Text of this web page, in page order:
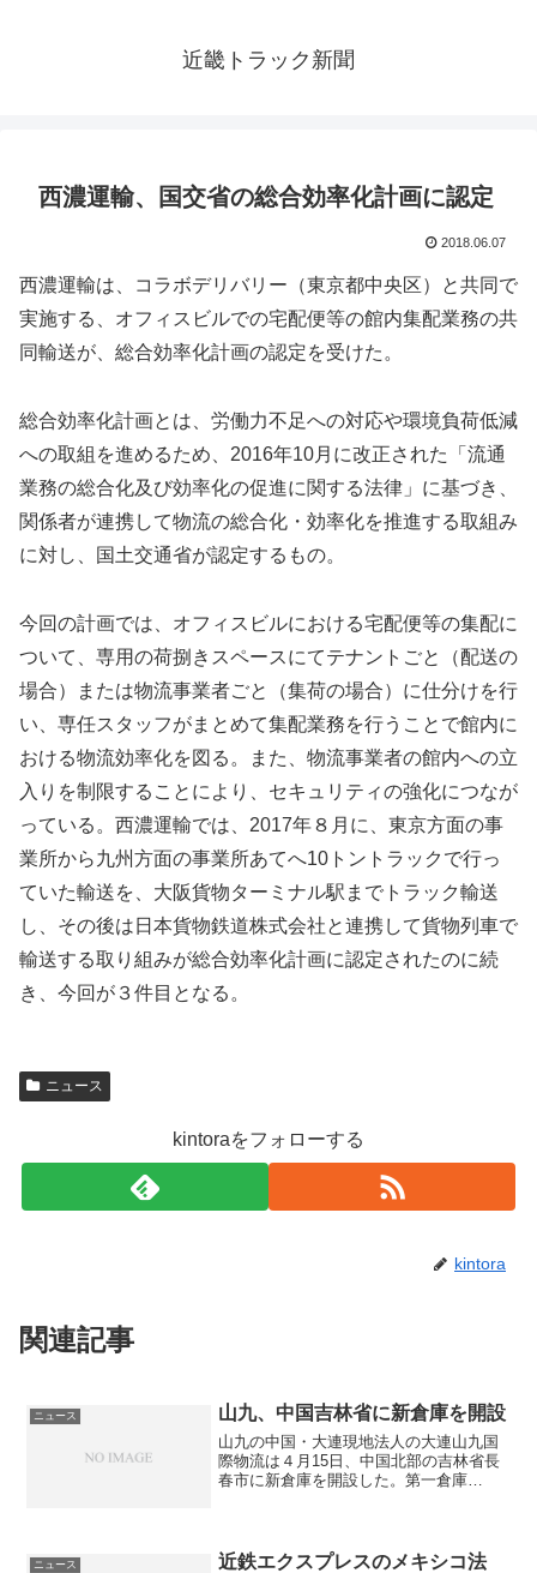
近畿トラック新聞
西濃運輸、国交省の総合効率化計画に認定
2018.06.07
西濃運輸は、コラボデリバリー（東京都中央区）と共同で
実施する、オフィスビルでの宅配便等の館内集配業務の共
同輸送が、総合効率化計画の認定を受けた。
総合効率化計画とは、労働力不足への対応や環境負荷低減
への取組を進めるため、2016年10月に改正された「流通
業務の総合化及び効率化の促進に関する法律」に基づき、
関係者が連携して物流の総合化・効率化を推進する取組み
に対し、国土交通省が認定するもの。
今回の計画では、オフィスビルにおける宅配便等の集配に
ついて、専用の荷捌きスペースにてテナントごと（配送の
場合）または物流事業者ごと（集荷の場合）に仕分けを行
い、専任スタッフがまとめて集配業務を行うことで館内に
おける物流効率化を図る。また、物流事業者の館内への立
入りを制限することにより、セキュリティの強化につなが
っている。西濃運輸では、2017年８月に、東京方面の事
業所から九州方面の事業所あてへ10トントラックで行っ
ていた輸送を、大阪貨物ターミナル駅までトラック輸送
し、その後は日本貨物鉄道株式会社と連携して貨物列車で
輸送する取り組みが総合効率化計画に認定されたのに続
き、今回が３件目となる。
ニュース
kintoraをフォローする
kintora
関連記事
ニュース 山九、中国吉林省に新倉庫を開設
山九の中国・大連現地法人の大連山九国
際物流は４月15日、中国北部の吉林省長
春市に新倉庫を開設した。第一倉庫
化が目的。延床面...
ニュース
近鉄エクスプレスのメキシコ法